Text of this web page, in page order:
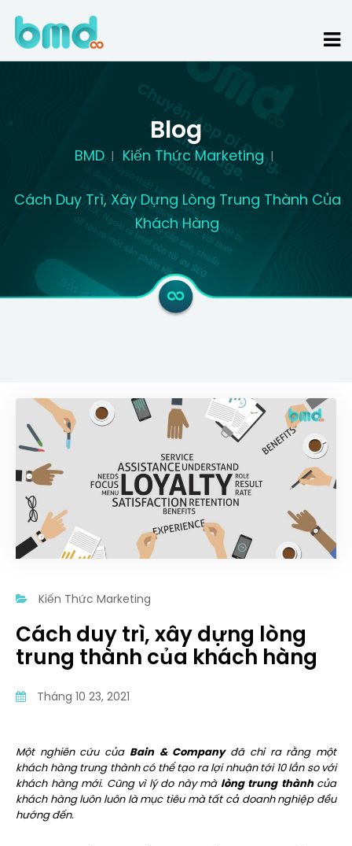
Blog
BMD Kiến Thức Marketing
Cách Duy Trì, Xây Dựng Lòng Trung Thành Của
Khách Hàng
Kiến Thức Marketing
Cách duy trì, xây dựng lòng
trung thành của khách hàng
Tháng 10 23, 2021
Một nghiên cứu của Bain & Companyđã chỉ ra rằng một
khách hàng trung thành có thể tạo ra lợi nhuận tới 10 lần so với
khách hàng mới. Cũng vì lý do này mà lòng trung thànhcủa
khách hàng luôn luôn là mục tiêu mà tất cả doanh nghiệp đều
hướng đến.